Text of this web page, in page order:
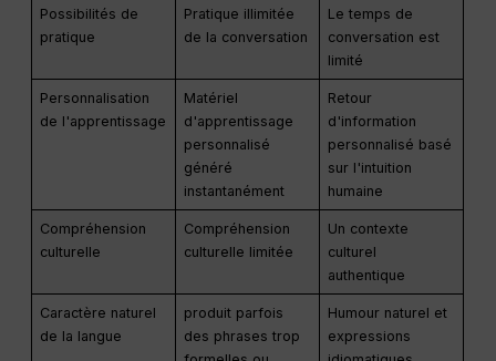
Possibilités de
pratique
Pratique illimitée
de la conversation
Le temps de
conversation est
limité
Personnalisation
de l'apprentissage
Matériel
d'apprentissage
personnalisé
généré
instantanément
Retour
d'information
personnalisé basé
sur l'intuition
humaine
Compréhension
culturelle
Compréhension
culturelle limitée
Un contexte
culturel
authentique
Caractère naturel
de la langue
produit parfois
des phrases trop
Humour naturel et
expressions